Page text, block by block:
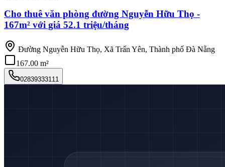
Cho thuê văn phòng đường Nguyễn Hữu Thọ -
167m² với giá 52.1 triệu/tháng
Đường Nguyễn Hữu Thọ, Xã Trấn Yên, Thành phố Đà Nẵng
167.00 m²
02839333111